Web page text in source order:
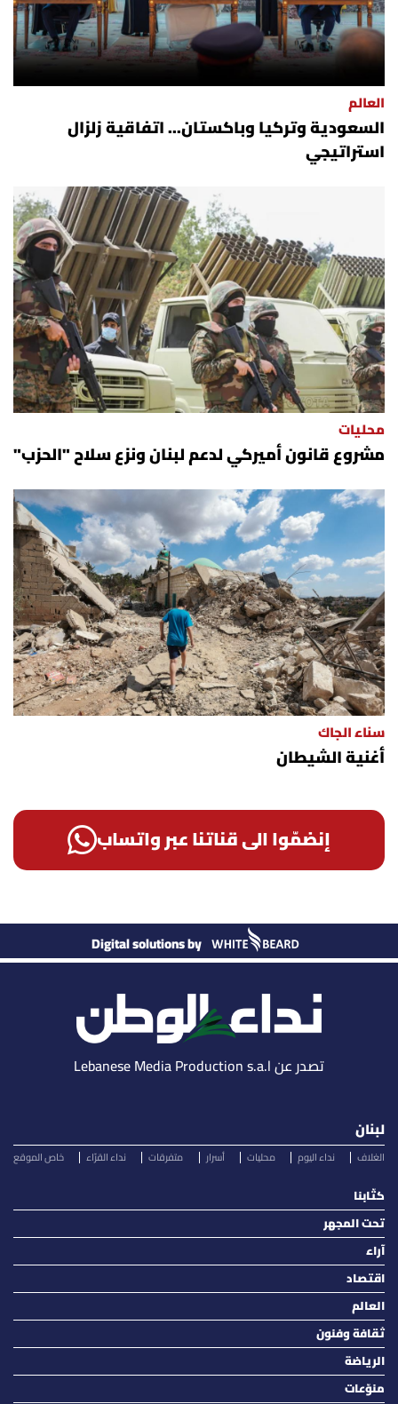
العالم
السعودية وتركيا وباكستان... اتفاقية زلزال
استراتيجي
محليات
مشروع قانون أميركي لدعم لبنان ونزع سلاح "الحزب"
سناء الجاك
أغنية الشيطان
إنضمّوا الى قناتنا عبر واتساب
Digital solutions by
تصدر عن Lebanese Media Production s.a.l
لبنان
الغلاف نداء اليوم محليات أسرار متفرقات نداء القرّاء خاص الموقع
كتّابنا
تحت المجهر
آراء
اقتصاد
العالم
ثقافة وفنون
الرياضة
منوّعات